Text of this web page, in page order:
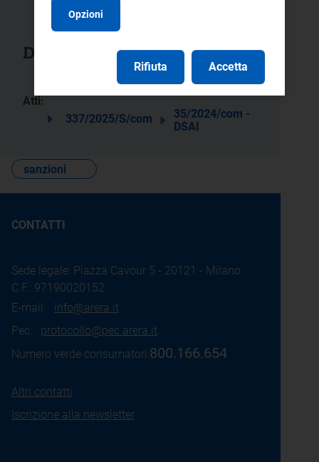
Documenti collegati
Atti:
337/2025/S/com
35/2024/com -
DSAI
sanzioni
CONTATTI
Sede legale: Piazza Cavour 5 - 20121 - Milano
C.F.: 97190020152
E-mail: info@arera.it
Pec: protocollo@pec.arera.it
Numero verde consumatori:800.166.654
Altri contatti
Iscrizione alla newsletter
Opzioni
Rifiuta Accetta